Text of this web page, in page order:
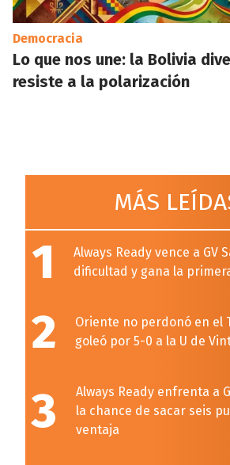
Democracia
Lo que nos une: la Bolivia
resiste a la polarización
MÁS
1
Always Ready vence a GV
dificultad y gana la
2
Oriente no perdonó en el
goleó por 5-0 a la U de
3
Always Ready enfrenta a
la chance de sacar seis
ventaja